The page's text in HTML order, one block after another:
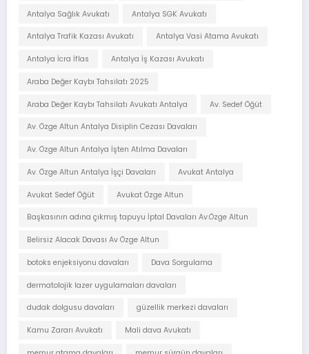
Antalya Sağlık Avukatı Antalya SGK Avukatı
Antalya Trafik Kazası Avukatı Antalya Vasi Atama Avukatı
Antalya İcra İflas Antalya İş Kazası Avukatı
Araba Değer Kaybı Tahsilatı 2025
Araba Değer Kaybı Tahsilatı Avukatı Antalya Av. Sedef Öğüt
Av. Özge Altun Antalya Disiplin Cezası Davaları
Av. Özge Altun Antalya İşten Atılma Davaları
Av. Özge Altun Antalya İşçi Davaları Avukat Antalya
Avukat Sedef Öğüt Avukat Özge Altun
Başkasının adına çıkmış tapuyu İptal Davaları Av.Özge Altun
Belirsiz Alacak Davası Av Özge Altun
botoks enjeksiyonu davaları Dava Sorgulama
dermatolojik lazer uygulamaları davaları
dudak dolgusu davaları güzellik merkezi davaları
Kamu Zararı Avukatı Mali dava Avukatı